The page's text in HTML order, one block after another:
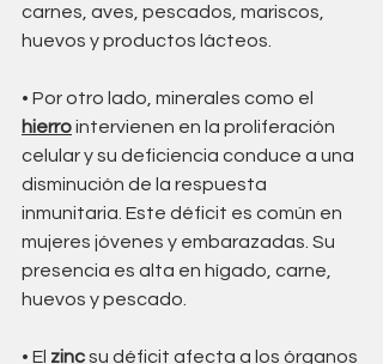
carnes, aves, pescados, mariscos,
huevos y productos lácteos.
• Por otro lado, minerales como el
hierro intervienen en la proliferación
celular y su deficiencia conduce a una
disminución de la respuesta
inmunitaria. Este déficit es común en
mujeres jóvenes y embarazadas. Su
presencia es alta en hígado, carne,
huevos y pescado.
• El zinc su déficit afecta a los órganos